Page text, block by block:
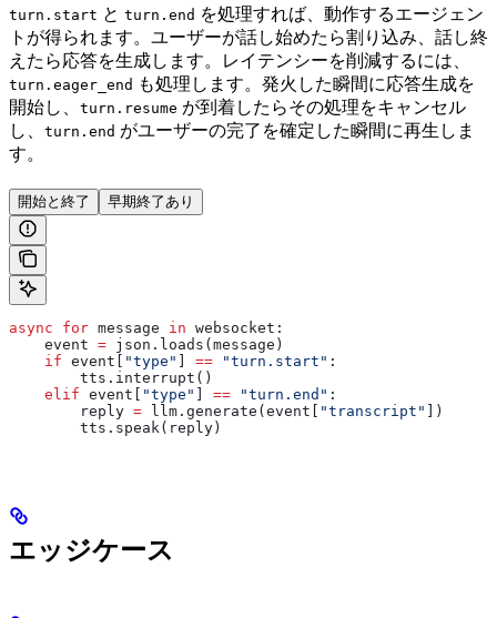
turn.start と turn.end を処理すれば、動作するエージェン
トが得られます。ユーザーが話し始めたら割り込み、話し終
えたら応答を生成します。レイテンシーを削減するには、
turn.eager_end も処理します。発火した瞬間に応答生成を
開始し、 turn.resume が到着したらその処理をキャンセル
し、 turn.end がユーザーの完了を確定した瞬間に再生しま
す。
開始と終了 早期終了あり
async for message in websocket:
    event
= json.loads(message)
    if
event[ "type" == "turn.start" :
        tts.interrupt()
    elif
event[ "type" == "turn.end" :
        reply
= llm.generate(event[ "transcript"
])
        tts.speak(reply)
エッジケース